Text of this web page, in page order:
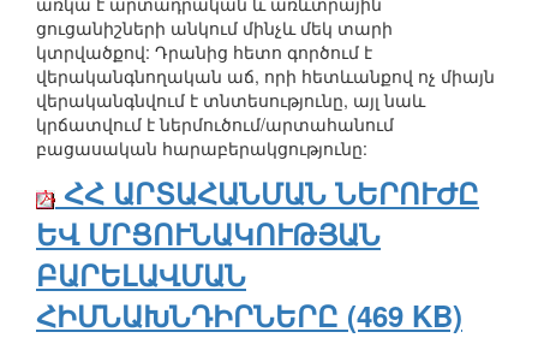
ցուցանիշների անկում մինչև մեկ տարի
կտրվածքով: Դրանից հետո գործում է
վերականգնողական աճ, որի հետևանքով ոչ միայն
վերականգնվում է տնտեսությունը, այլ նաև
կրճատվում է ներմուծում/արտահանում
բացասական հարաբերակցությունը:
ՀՀ ԱՐՏԱՀԱՆՄԱՆ ՆԵՐՈՒԺԸ
ԵՎ ՄՐՑՈՒՆԱԿՈՒԹՅԱՆ
ԲԱՐԵԼԱՎՄԱՆ
ՀԻՄՆԱԽՆԴԻՐՆԵՐԸ (469 KB)